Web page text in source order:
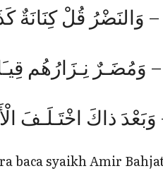
وَالنَضْرُ قُلْ كِنَانَةٌ
وَمُضَـرٌ نِـزَارُهُم
ذاكَ اخْتَـلَـفَ
baca syaikh Amir